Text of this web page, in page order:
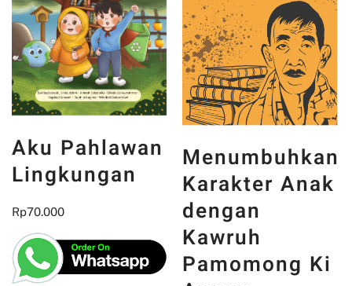
Aku Pahlawan
Lingkungan
Rp70.000
Menumbuhkan
Karakter Anak
dengan
Kawruh
Pamomong Ki